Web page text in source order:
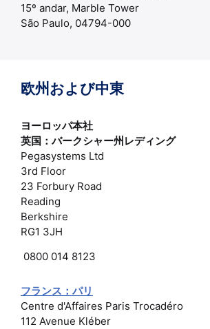
15º andar, Marble Tower
São Paulo, 04794-000
欧州および中東
ヨーロッパ本社
英国：バークシャー州レディング
Pegasystems Ltd
3rd Floor
23 Forbury Road
Reading
Berkshire
RG1 3JH
0800 014 8123
フランス：パリ
Centre d'Affaires Paris Trocadéro
112 Avenue Kléber